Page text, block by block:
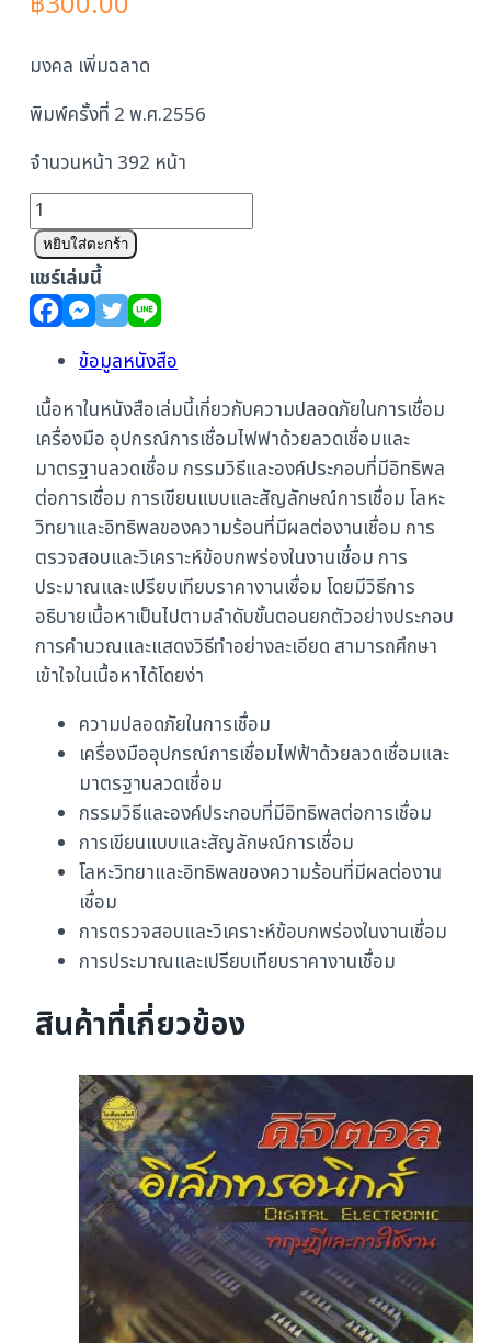
มงคล เพิ่มฉลาด
พิมพ์ครั้งที่ 2 พ.ศ.2556
จำนวนหน้า 392 หน้า
จำนวน
วิศวกรรม
การ
เชื่อม
ชิ้น
หยิบใส่ตะกร้า
แชร์เล่มนี้
ข้อมูลหนังสือ
เนื้อหาในหนังสือเล่มนี้เกี่ยวกับความปลอดภัยในการเชื่อม
เครื่องมือ อุปกรณ์การเชื่อมไฟฟาด้วยลวดเชื่อมและ
มาตรฐานลวดเชื่อม กรรมวิธีและองค์ประกอบที่มีอิทธิพล
ต่อการเชื่อม การเขียนแบบและสัญลักษณ์การเชื่อม โลหะ
วิทยาและอิทธิพลของความร้อนที่มีผลต่องานเชื่อม การ
ตรวจสอบและวิเคราะห์ข้อบกพร่องในงานเชื่อม การ
ประมาณและเปรียบเทียบราคางานเชื่อม โดยมีวิธีการ
อธิบายเนื้อหาเป็นไปตามลำดับขั้นตอนยกตัวอย่างประกอบ
การคำนวณและแสดงวิธีทำอย่างละเอียด สามารถศึกษา
เข้าใจในเนื้อหาได้โดยง่า
ความปลอดภัยในการเชื่อม
เครื่องมืออุปกรณ์การเชื่อมไฟฟ้าด้วยลวดเชื่อมและ
มาตรฐานลวดเชื่อม
กรรมวิธีและองค์ประกอบที่มีอิทธิพลต่อการเชื่อม
การเขียนแบบและสัญลักษณ์การเชื่อม
โลหะวิทยาและอิทธิพลของความร้อนที่มีผลต่องาน
เชื่อม
การตรวจสอบและวิเคราะห์ข้อบกพร่องในงานเชื่อม
การประมาณและเปรียบเทียบราคางานเชื่อม
สินค้าที่เกี่ยวข้อง